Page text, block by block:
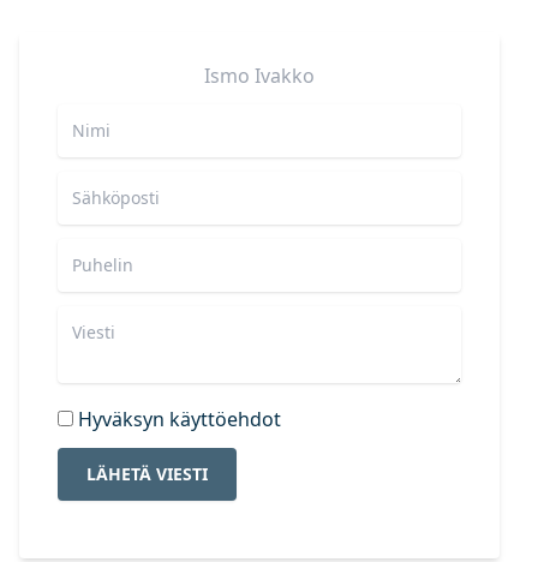
Ismo Ivakko
Hyväksyn käyttöehdot
LÄHETÄ VIESTI